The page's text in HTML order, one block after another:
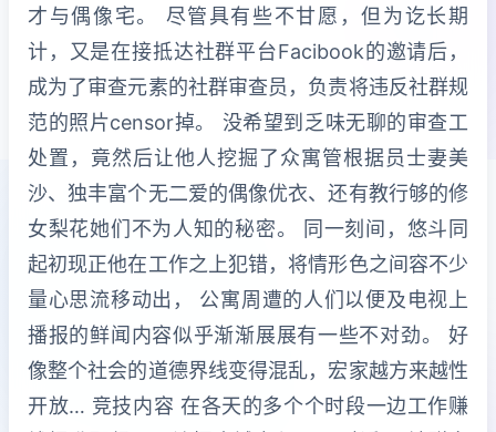
才与偶像宅。 尽管具有些不甘愿，但为讫长期
计，又是在接抵达社群平台Facibook的邀请后，
成为了审查元素的社群审查员，负责将违反社群规
范的照片censor掉。 没希望到乏味无聊的审查工
处置，竟然后让他人挖掘了众寓管根据员士妻美
沙、独丰富个无二爱的偶像优衣、还有教行够的修
女梨花她们不为人知的秘密。 同一刻间，悠斗同
起初现正他在工作之上犯错，将情形色之间容不少
量心思流移动出， 公寓周遭的人们以便及电视上
播报的鲜闻内容似乎渐渐展展有一些不对劲。 好
像整个社会的道德界线变得混乱，宏家越方来越性
开放… 竞技内容 在各天的多个个时段一边工作赚